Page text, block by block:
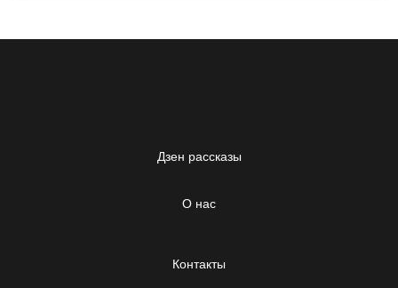
Дзен рассказы
О нас
Контакты